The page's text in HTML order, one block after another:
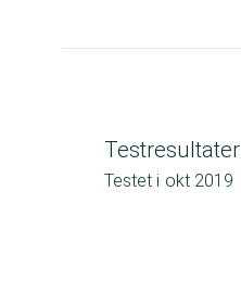
Testresultater
Testet i okt 2019